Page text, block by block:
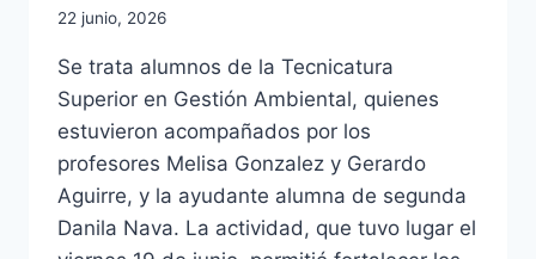
22 junio, 2026
Se trata alumnos de la Tecnicatura
Superior en Gestión Ambiental, quienes
estuvieron acompañados por los
profesores Melisa Gonzalez y Gerardo
Aguirre, y la ayudante alumna de segunda
Danila Nava. La actividad, que tuvo lugar el